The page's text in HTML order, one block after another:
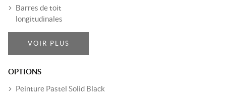
Barres de toit
longitudinales
VOIR PLUS
OPTIONS
Peinture Pastel Solid Black